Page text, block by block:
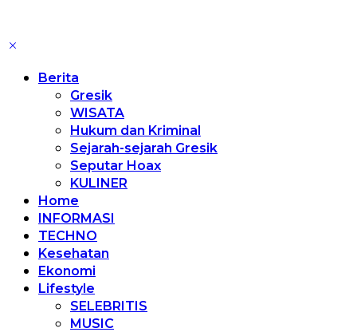
Berita
Gresik
WISATA
Hukum dan Kriminal
Sejarah-sejarah Gresik
Seputar Hoax
KULINER
Home
INFORMASI
TECHNO
Kesehatan
Ekonomi
Lifestyle
SELEBRITIS
MUSIC